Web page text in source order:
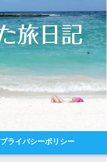
プライバシーポリシー